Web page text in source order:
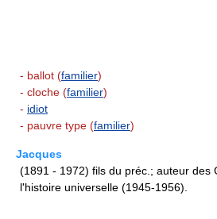
- ballot (familier)
- cloche (familier)
- idiot
- pauvre type (familier)
Jacques
(1891 - 1972) fils du préc.; auteur des
l'histoire universelle (1945-1956).